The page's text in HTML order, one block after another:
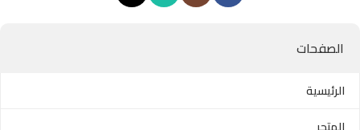
الصفحات
الرئيسية